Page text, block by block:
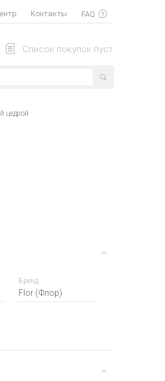
Контакты
Список покупок пуст
цедрой
Бренд
Flor (Флор)